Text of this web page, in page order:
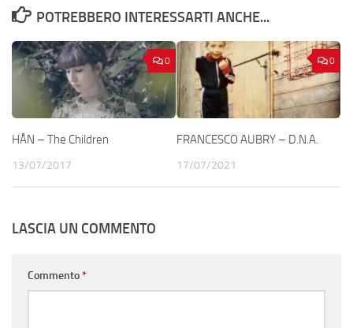
POTREBBERO INTERESSARTI ANCHE...
0
HÅN – The Children
13/07/2017
0
FRANCESCO AUBRY – D.N.A.
17/07/2021
LASCIA UN COMMENTO
Commento*